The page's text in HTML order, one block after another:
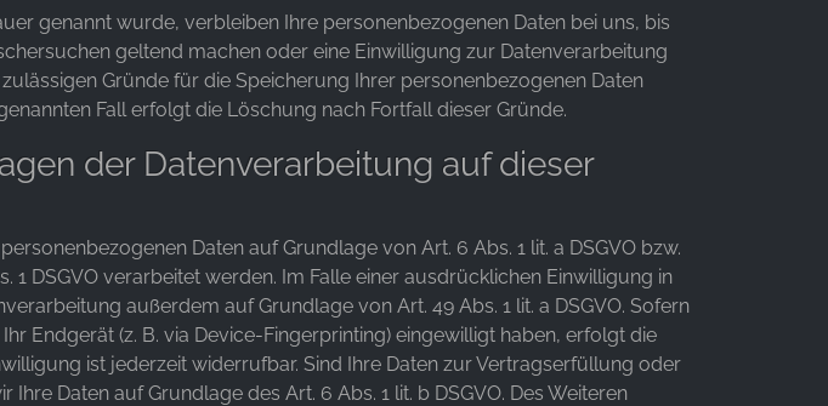
genannt wurde, verbleiben Ihre personenbezogenen Daten bei uns, bis
geltend machen oder eine Einwilligung zur Datenverarbeitung
Gründe für die Speicherung Ihrer personenbezogenen Daten
Fall erfolgt die Löschung nach Fortfall dieser Gründe.
der Datenverarbeitung auf dieser
Daten auf Grundlage von Art. 6 Abs. 1 lit. a DSGVO bzw.
1 DSGVO verarbeitet werden. Im Falle einer ausdrücklichen Einwilligung in
außerdem auf Grundlage von Art. 49 Abs. 1 lit. a DSGVO. Sofern
Endgerät (z. B. via Device-Fingerprinting) eingewilligt haben, erfolgt die
ist jederzeit widerrufbar. Sind Ihre Daten zur Vertragserfüllung oder
Daten auf Grundlage des Art. 6 Abs. 1 lit. b DSGVO. Des Weiteren